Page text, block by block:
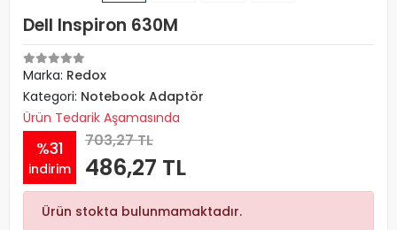
Dell Inspiron 630M
Marka: Redox
Kategori: Notebook Adaptör
Ürün Tedarik Aşamasında
%31
indirim
703,27 TL
486,27 TL
Ürün stokta bulunmamaktadır.